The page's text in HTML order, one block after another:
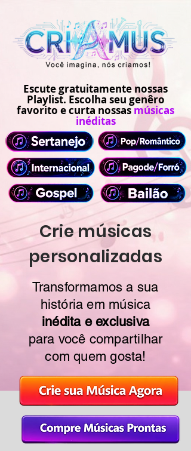
Crie músicas
personalizadas
Transformamos a sua
história em música
inédita e exclusiva
para você compartilhar
com quem gosta!
Escute gratuitamente nossas
Playlist. Escolha seu genêro
favorito e curta nossasmúsicas
inéditas